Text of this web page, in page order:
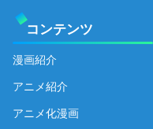
コンテンツ
漫画紹介
アニメ紹介
アニメ化漫画